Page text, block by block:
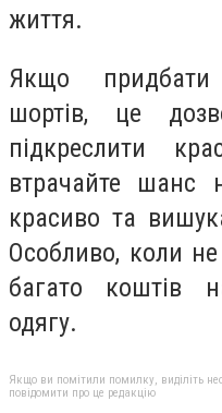
життя.
Якщо
шортів, це
підкреслити
втрачайте шанс
красиво та
Особливо, коли
багато коштів
одягу.
Якщо ви помітили помилку, виділіть
повідомити про це редакцію